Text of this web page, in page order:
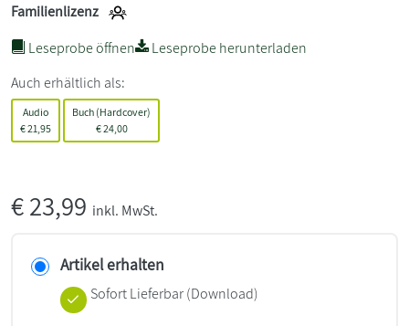
Familienlizenz
Leseprobe öffnen
Leseprobe herunterladen
Auch erhältlich als:
Audio
€21,95
Buch (Hardcover)
€24,00
€23,99 inkl. MwSt.
Artikel erhalten
Sofort Lieferbar (Download)